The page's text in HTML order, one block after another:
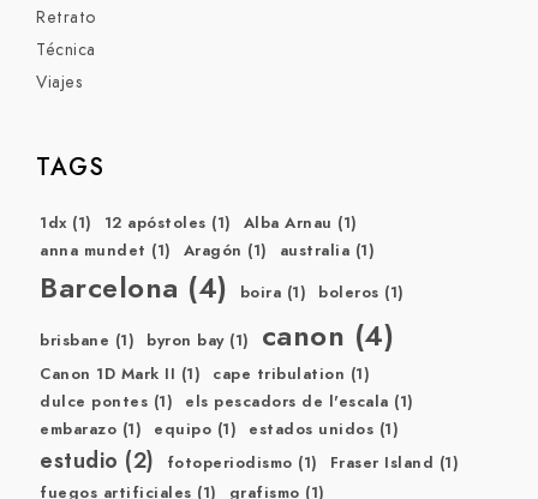
Retrato
Técnica
Viajes
TAGS
1dx(1) 12 apóstoles (1) Alba Arnau (1)
anna mundet (1) Aragón (1) australia (1)
Barcelona (4) boira (1) boleros (1)
brisbane (1) byron bay(1) canon (4)
Canon 1D Mark II (1) cape tribulation (1)
dulce pontes (1) els pescadors de l'escala (1)
embarazo (1) equipo (1) estados unidos (1)
estudio (2) fotoperiodismo (1) Fraser Island (1)
fuegos artificiales (1) grafismo (1)